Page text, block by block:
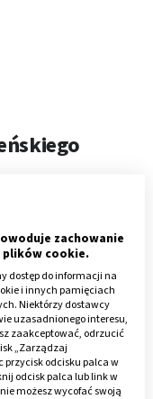
powinny być
bo tylko wtedy
wyniki dotyczące
zaleca się
prowadzenia
u pań, których
zachowanie
plików cookie.
dostęp do informacji na
i innych pamięciach
Niektórzy dostawcy
uzasadnionego interesu,
zaakceptować, odrzucić
„Zarządzaj
odcisku palca w
odcisk palca lub link w
możesz wycofać swoją